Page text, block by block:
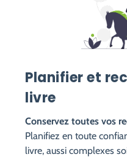
Planifier et
livre
Conservez toutes vos
Planifiez en toute
livre, aussi complexes